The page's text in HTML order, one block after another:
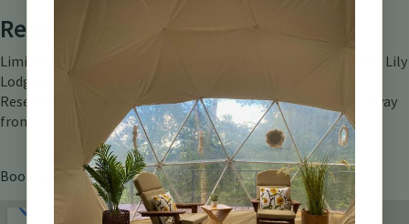
Reserve Your Place in Paradise
Limited to just a few privileged guests at any given time, Rain Lily
Lodge offers an exclusivity that transcends ordinary travel.
Reserve your dates and discover what it truly means to get away
from it all.
Book Your Retreat